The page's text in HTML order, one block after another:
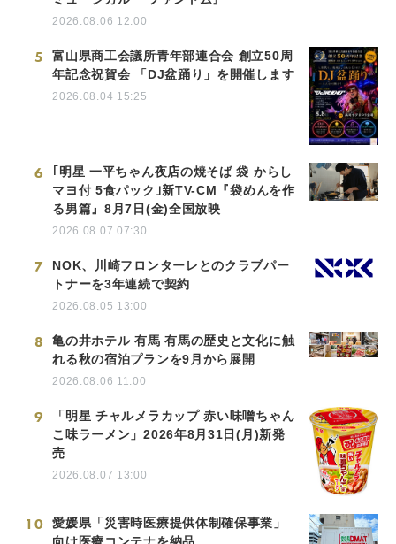
2026.08.06 12:00
5
富山県商工会議所青年部連合会 創立50周
年記念祝賀会 「DJ盆踊り」を開催します
2026.08.04 15:25
6
｢明星 一平ちゃん夜店の焼そば 袋 からし
マヨ付 5食パック｣新TV-CM『袋めんを作
る男篇』8月7日(金)全国放映
2026.08.07 07:30
7
NOK、川崎フロンターレとのクラブパー
トナーを3年連続で契約
2026.08.05 13:00
8
亀の井ホテル 有馬 有馬の歴史と文化に触
れる秋の宿泊プランを9月から展開
2026.08.06 11:00
9
「明星 チャルメラカップ 赤い味噌ちゃん
こ味ラーメン」2026年8月31日(月)新発
売
2026.08.07 13:00
10
愛媛県「災害時医療提供体制確保事業」